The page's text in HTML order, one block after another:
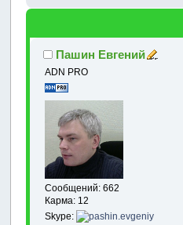
Пашин Евгений
ADN PRO
Сообщений: 662
Карма: 12
Skype: